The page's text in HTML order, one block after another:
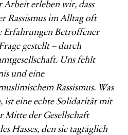
Arbeit erleben wir, dass
Rassismus im Alltag oft
Betroffener
gestellt – durch
Uns fehlt
und eine
Rassismus. Was
ist eine echte Solidarität mit
Mitte der Gesellschaft
Hasses, den sie tagtäglich